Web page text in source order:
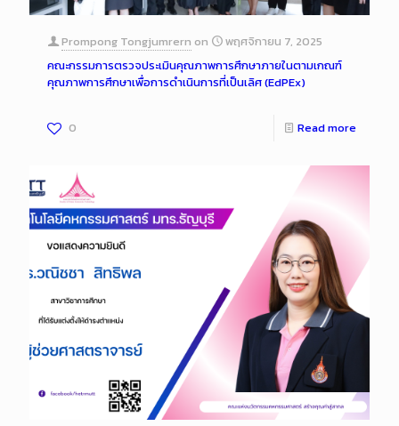
Prompong Tongjumrern on
พฤศจิกายน 7, 2025
คณะกรรมการตรวจประเมินคุณภาพการศึกษาภายในตามเกณฑ์
คุณภาพการศึกษาเพื่อการดำเนินการที่เป็นเลิศ (EdPEx)
0 Read more